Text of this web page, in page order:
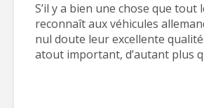
S’il y a bien une chose que tout
reconnaît aux véhicules
nul doute leur excellente
atout important, d’autant plus